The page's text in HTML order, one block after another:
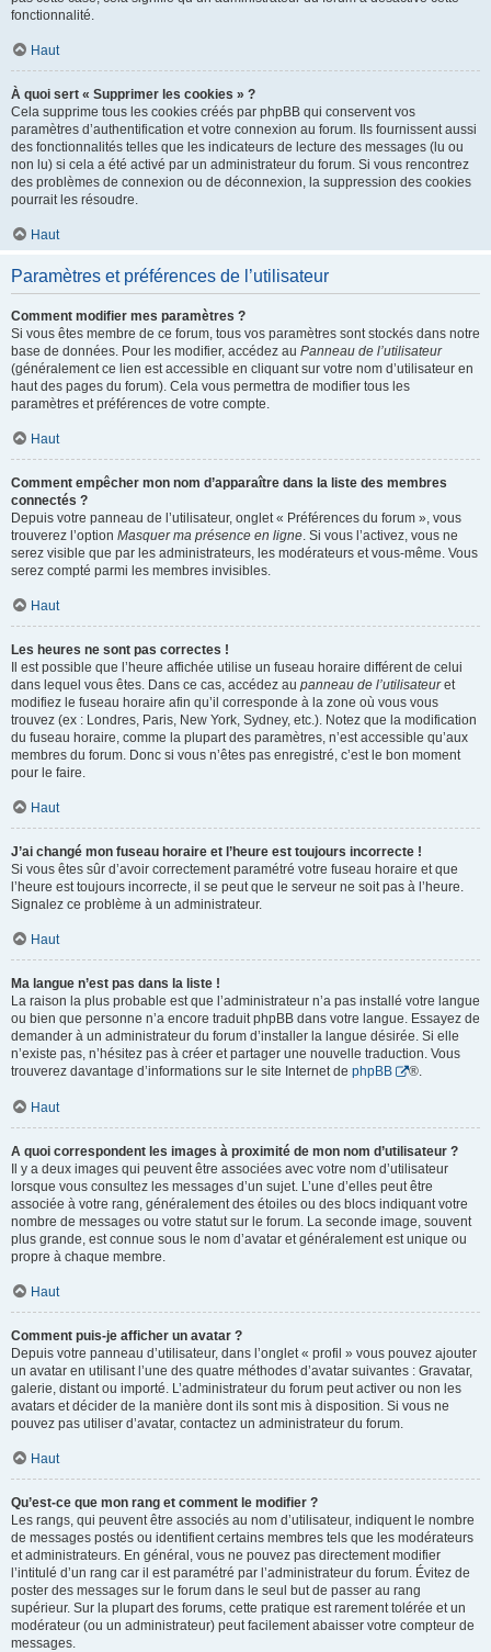
fonctionnalité.
Haut
À quoi sert « Supprimer les cookies » ?
Cela supprime tous les cookies créés par phpBB qui conservent vos
paramètres d’authentification et votre connexion au forum. Ils fournissent aussi
des fonctionnalités telles que les indicateurs de lecture des messages (lu ou
non lu) si cela a été activé par un administrateur du forum. Si vous rencontrez
des problèmes de connexion ou de déconnexion, la suppression des cookies
pourrait les résoudre.
Haut
Paramètres et préférences de l’utilisateur
Comment modifier mes paramètres ?
Si vous êtes membre de ce forum, tous vos paramètres sont stockés dans notre
base de données. Pour les modifier, accédez au Panneau de l’utilisateur
(généralement ce lien est accessible en cliquant sur votre nom d’utilisateur en
haut des pages du forum). Cela vous permettra de modifier tous les
paramètres et préférences de votre compte.
Haut
Comment empêcher mon nom d’apparaître dans la liste des membres
connectés ?
Depuis votre panneau de l’utilisateur, onglet « Préférences du forum », vous
trouverez l’option Masquer ma présence en ligne. Si vous l’activez, vous ne
serez visible que par les administrateurs, les modérateurs et vous-même. Vous
serez compté parmi les membres invisibles.
Haut
Les heures ne sont pas correctes !
Il est possible que l’heure affichée utilise un fuseau horaire différent de celui
dans lequel vous êtes. Dans ce cas, accédez au panneau de l’utilisateuret
modifiez le fuseau horaire afin qu’il corresponde à la zone où vous vous
trouvez (ex : Londres, Paris, New York, Sydney, etc.). Notez que la modification
du fuseau horaire, comme la plupart des paramètres, n’est accessible qu’aux
membres du forum. Donc si vous n’êtes pas enregistré, c’est le bon moment
pour le faire.
Haut
J’ai changé mon fuseau horaire et l’heure est toujours incorrecte !
Si vous êtes sûr d’avoir correctement paramétré votre fuseau horaire et que
l’heure est toujours incorrecte, il se peut que le serveur ne soit pas à l’heure.
Signalez ce problème à un administrateur.
Haut
Ma langue n’est pas dans la liste !
La raison la plus probable est que l’administrateur n’a pas installé votre langue
ou bien que personne n’a encore traduit phpBB dans votre langue. Essayez de
demander à un administrateur du forum d’installer la langue désirée. Si elle
n’existe pas, n’hésitez pas à créer et partager une nouvelle traduction. Vous
trouverez davantage d’informations sur le site Internet de phpBB ®.
Haut
A quoi correspondent les images à proximité de mon nom d’utilisateur ?
Il y a deux images qui peuvent être associées avec votre nom d’utilisateur
lorsque vous consultez les messages d’un sujet. L’une d’elles peut être
associée à votre rang, généralement des étoiles ou des blocs indiquant votre
nombre de messages ou votre statut sur le forum. La seconde image, souvent
plus grande, est connue sous le nom d’avatar et généralement est unique ou
propre à chaque membre.
Haut
Comment puis-je afficher un avatar ?
Depuis votre panneau d’utilisateur, dans l’onglet « profil » vous pouvez ajouter
un avatar en utilisant l’une des quatre méthodes d’avatar suivantes : Gravatar,
galerie, distant ou importé. L’administrateur du forum peut activer ou non les
avatars et décider de la manière dont ils sont mis à disposition. Si vous ne
pouvez pas utiliser d’avatar, contactez un administrateur du forum.
Haut
Qu’est-ce que mon rang et comment le modifier ?
Les rangs, qui peuvent être associés au nom d’utilisateur, indiquent le nombre
de messages postés ou identifient certains membres tels que les modérateurs
et administrateurs. En général, vous ne pouvez pas directement modifier
l’intitulé d’un rang car il est paramétré par l’administrateur du forum. Évitez de
poster des messages sur le forum dans le seul but de passer au rang
supérieur. Sur la plupart des forums, cette pratique est rarement tolérée et un
modérateur (ou un administrateur) peut facilement abaisser votre compteur de
messages.